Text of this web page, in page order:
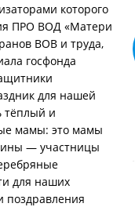
которого
ПРО ВОД «Матери
ВОВ и труда,
госфонда
для нашей
тёплый и
мамы: это мамы
— участницы
для наших